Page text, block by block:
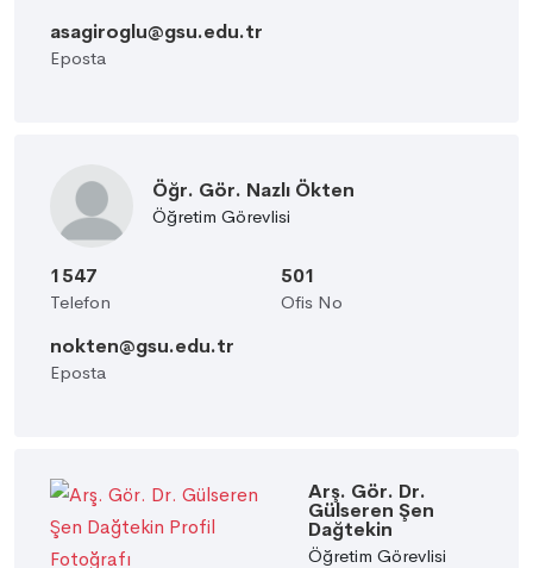
asagiroglu@gsu.edu.tr
Eposta
Öğr. Gör. Nazlı Ökten
Öğretim Görevlisi
1547
Telefon
501
Ofis No
nokten@gsu.edu.tr
Eposta
Arş. Gör. Dr.
Gülseren Şen
Dağtekin
Öğretim Görevlisi